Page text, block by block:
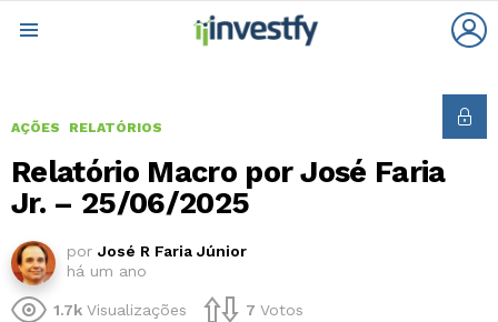
AÇÕES RELATÓRIOS
Relatório Macro por José Faria
Jr. – 25/06/2025
por José R Faria Júnior
há um ano
1.7k Visualizações 7 Votos